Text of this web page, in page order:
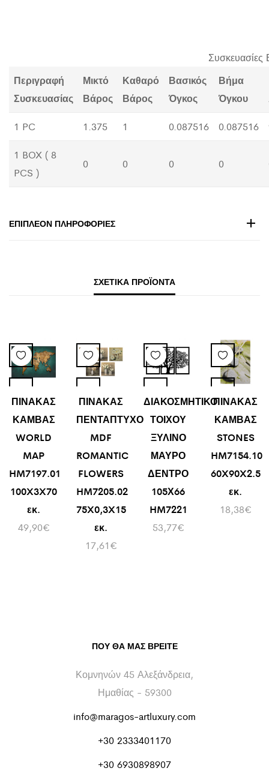
Συσκευασίες
Περιγραφή
Συσκευασίας
Μικτό
Βάρος
Καθαρό
Βάρος
Βασικός
Όγκος
Βήμα
Όγκου
1 PC 1.375 1 0.087516 0.087516
1 BOX ( 8
PCS )
0 0 0 0
ΕΠΙΠΛΈΟΝ ΠΛΗΡΟΦΟΡΊΕΣ
ΣΧΕΤΙΚΆ ΠΡΟΪΌΝΤΑ
ΠΙΝΑΚΑΣ
ΚΑΜΒΑΣ
WORLD
MAP
HM7197.01
100X3X70
εκ.
49,90€
ΠΙΝΑΚΑΣ
ΠΕΝΤΑΠΤΥΧΟ
MDF
ROMANTIC
FLOWERS
HM7205.02
75X0,3X15
εκ.
17,61€
ΔΙΑΚΟΣΜΗΤΙΚΟ
ΤΟΙΧΟΥ
ΞΥΛΙΝΟ
ΜΑΥΡΟ
ΔΕΝΤΡΟ
105Χ66
HM7221
53,77€
ΠΙΝΑΚΑΣ
ΚΑΜΒΑΣ
STONES
HM7154.10
60X90X2.5
εκ.
18,38€
ΠΟΥ ΘΑ ΜΑΣ ΒΡΕΊΤΕ
Κομνηνών 45 Αλεξάνδρεια,
Ημαθίας - 59300
info@maragos-artluxury.com
+30 2333401170
+30 6930898907